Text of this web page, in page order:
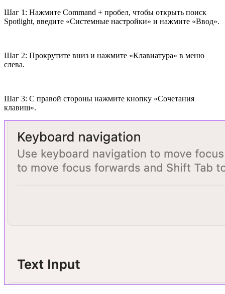
Шаг 1: Нажмите Command + пробел, чтобы открыть поиск
Spotlight, введите «Системные настройки» и нажмите «Ввод».
Шаг 2: Прокрутите вниз и нажмите «Клавиатура» в меню
слева.
Шаг 3: С правой стороны нажмите кнопку «Сочетания
клавиш».